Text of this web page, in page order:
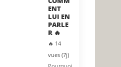
ENT
LUI EN
PARLE
R 🔥
🔥 14
vues (7j)